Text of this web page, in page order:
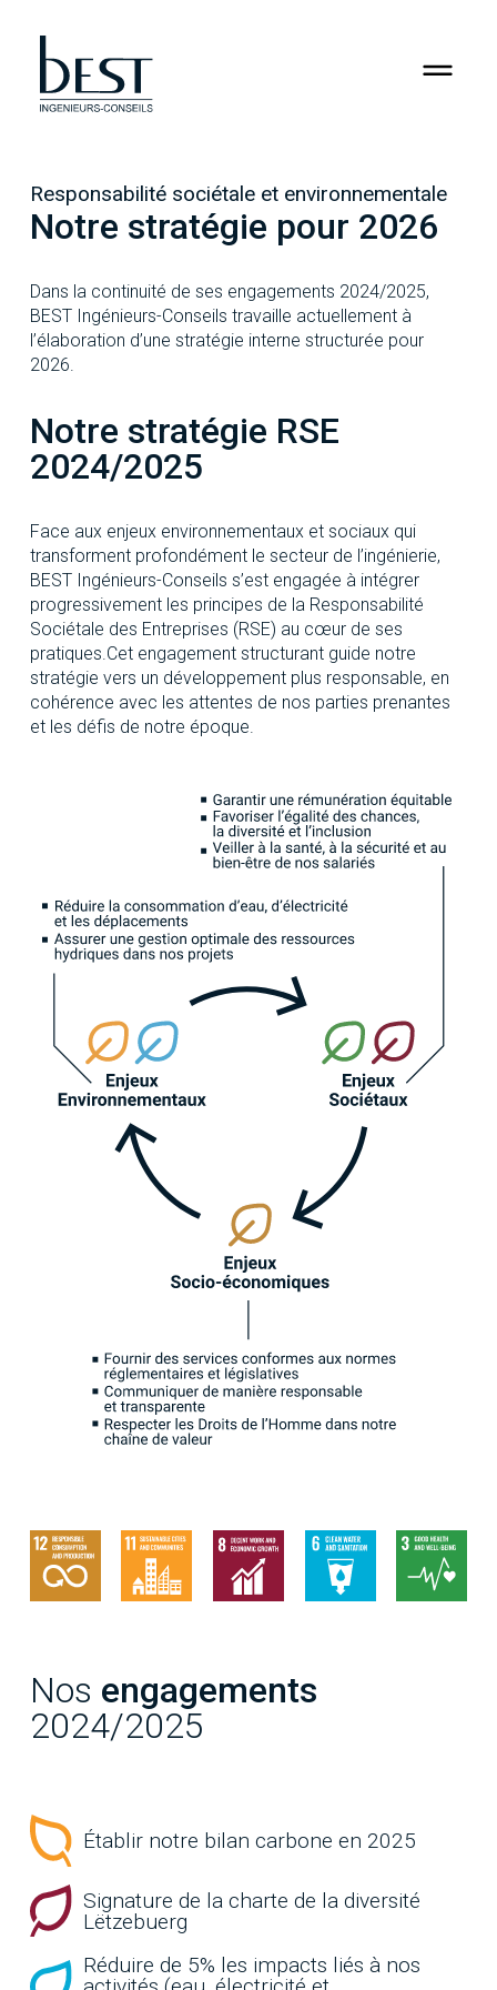
RSE
Contact
Responsabilité sociétale et environnementale
Notre stratégie pour 2026
Dans la continuité de ses engagements 2024/2025,
BEST Ingénieurs-Conseils travaille actuellement à
l’élaboration d’une stratégie interne structurée pour
2026.
Notre stratégie RSE
2024/2025
Face aux enjeux environnementaux et sociaux qui
transforment profondément le secteur de l’ingénierie,
BEST Ingénieurs-Conseils s’est engagée à intégrer
progressivement les principes de la Responsabilité
Sociétale des Entreprises (RSE) au cœur de ses
pratiques.Cet engagement structurant guide notre
stratégie vers un développement plus responsable, en
cohérence avec les attentes de nos parties prenantes
et les défis de notre époque.
Nos engagements
2024/2025
Établir notre bilan carbone en 2025
Signature de la charte de la diversité
Lëtzebuerg
Réduire de 5% les impacts liés à nos